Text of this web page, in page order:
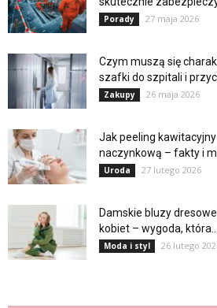
Porady 27 maja 2026
Czym muszą się
szafki do szpitali i
Zakupy 26 maja 2026
Jak peeling
naczynkową – fakty i
Uroda 27 lutego 2026
Damskie bluzy
kobiet – wygoda, która...
Moda i styl 26 lutego